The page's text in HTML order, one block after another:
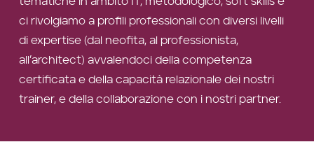
ci rivolgiamo a profili professionali con diversi livelli
di expertise (dal neofita, al professionista,
all’architect) avvalendoci della competenza
certificata e della capacità relazionale dei nostri
trainer, e della collaborazione con i nostri partner.